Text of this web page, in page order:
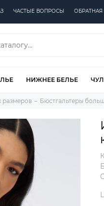
ЧАСТЫЕ ВОПРОСЫ ОБРАТНАЯ
НИЖНЕЕ БЕЛЬЕ
размеров Бюстгальтеры